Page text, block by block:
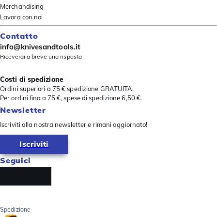
Merchandising
Lavora con noi
Contatto
info@knivesandtools.it
Riceverai a breve una risposta
Costi di spedizione
Ordini superiori a 75 € spedizione GRATUITA.
Per ordini fino a 75 €, spese di spedizione 6,50 €.
Newsletter
Iscriviti alla nostra newsletter e rimani aggiornato!
Iscriviti
Seguici
Spedizione